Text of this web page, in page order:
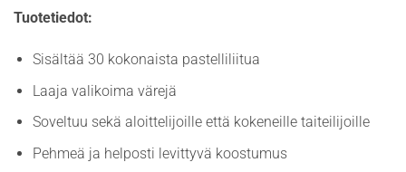
Tuotetiedot:
Sisältää 30 kokonaista pastelliliitua
Laaja valikoima värejä
Soveltuu sekä aloittelijoille että kokeneille taiteilijoille
Pehmeä ja helposti levittyvä koostumus